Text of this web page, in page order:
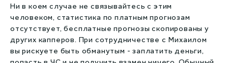
Ни в коем случае не связывайтесь с этим
человеком, статистика по платным прогнозам
отсутствует, бесплатные прогнозы скопированы у
других капперов. При сотрудничестве с Михаилом
вы рискуете быть обманутым - заплатить деньги,